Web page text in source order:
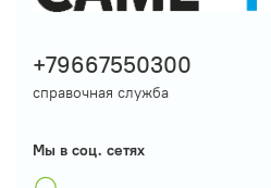
+79667550300
справочная служба
Мы в соц. сетях